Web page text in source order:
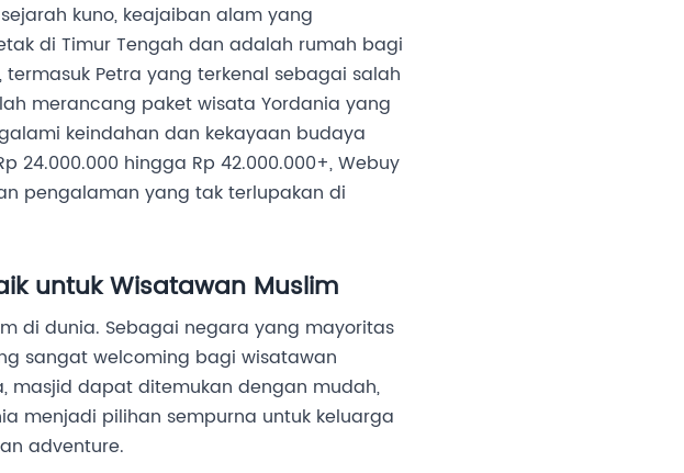
kuno, keajaiban alam yang
di Timur Tengah dan adalah rumah bagi
Petra yang terkenal sebagai salah
merancang paket wisata Yordania yang
keindahan dan kekayaan budaya
24.000.000 hingga Rp 42.000.000+, Webuy
pengalaman yang tak terlupakan di
untuk Wisatawan Muslim
di dunia. Sebagai negara yang mayoritas
sangat welcoming bagi wisatawan
masjid dapat ditemukan dengan mudah,
menjadi pilihan sempurna untuk keluarga
adventure.